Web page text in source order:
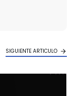
SIGUIENTE ARTICULO